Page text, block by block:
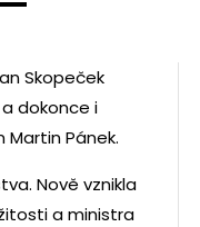
Skopeček
dokonce i
Martin Pánek.
Nově vznikla
a ministra